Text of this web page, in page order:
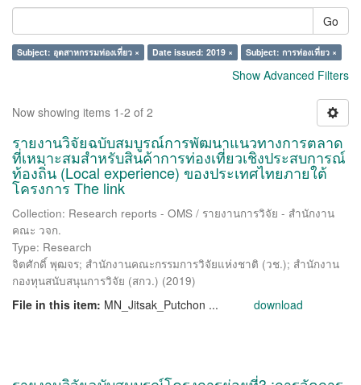
Go
Subject: อุตสาหกรรมท่องเที่ยว × Date issued: 2019 × Subject: การท่องเที่ยว ×
Show Advanced Filters
Now showing items 1-2 of 2
รายงานวิจัยฉบับสมบูรณ์การพัฒนาแนวทางการตลาด
ที่เหมาะสมสำหรับสินค้าการท่องเที่ยวเชิงประสบการณ์
ท้องถิ่น (Local experience) ของประเทศไทยภายใต้
โครงการ The link
Collection: Research reports - OMS / รายงานการวิจัย - สำนักงาน
คณะ วจก.
Type: Research
จิตศักดิ์ พุฒจร; สำนักงานคณะกรรมการวิจัยแห่งชาติ (วช.); สำนักงาน
กองทุนสนับสนุนการวิจัย (สกว.) (2019)
File in this item: MN_Jitsak_Putchon ... download